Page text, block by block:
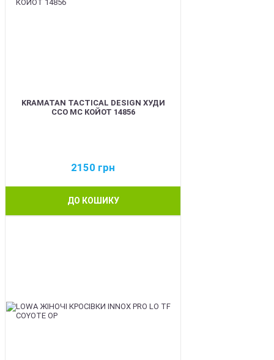
KRAMATAN TACTICAL DESIGN ХУДИ
ССО МС КОЙОТ 14856
2150 грн
ДО КОШИКУ